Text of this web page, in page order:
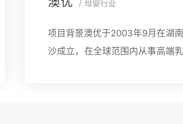
/ 母婴行业
项目背景澳优于2003年9月在湖
沙成立，在全球范围内从事高端